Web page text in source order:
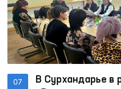
07
В Сурхандарье в